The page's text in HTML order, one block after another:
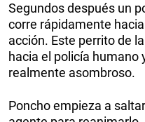
Segundos después un
corre rápidamente
acción. Este perrito de
hacia el policía humano
realmente asombroso.
Poncho empieza a